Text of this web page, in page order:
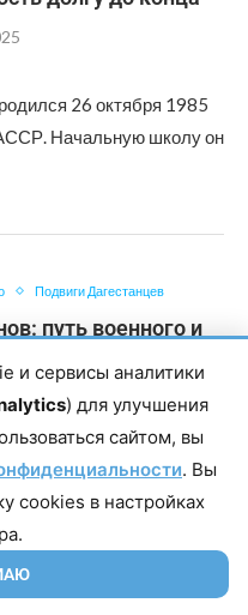
26 октября 1985
АССР. Начальную школу он
Подвиги Дагестанцев
путь военного и
родился 1 января
района Дагестанской
и сервисы аналитики
) для улучшения
сайтом, вы
. Вы
cookies в настройках